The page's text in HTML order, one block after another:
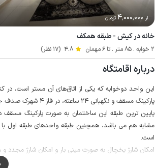
از 4٬000٬000 تومان
خانه در کیش - طبقه همکف
2 خوابه . 85 متر . تا 6 مهمان 4.8 (17 نظر)
درباره اقامتگاه
این واحد دوخوابه که یکی از اتاق‌های آن مستر است، در
پارکینگ مسقف و نگهبانی 24 ساعته، در فاز 4 شهرک صدف جزیره کیش واقع شده است.
پایین ترین طبقه این ساختمان به صورت پارکینگ
است.
امکان شارژ یخچال به صورت مینی بار و امکان شارژ